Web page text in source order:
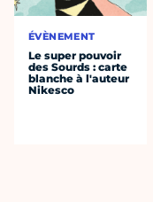
ÉVÈNEMENT
Le super pouvoir
des Sourds : carte
blanche à l'auteur
Nikesco